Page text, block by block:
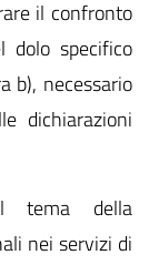
il confronto
dolo specifico
b), necessario
dichiarazioni
tema della
nei servizi di